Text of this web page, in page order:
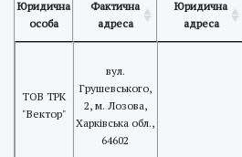
Юридична
особа
Фактична
адреса
Юридична
адреса
ТОВ ТРК
"Вектор"
вул.
Грушевського,
2, м. Лозова,
Харківська обл.,
64602